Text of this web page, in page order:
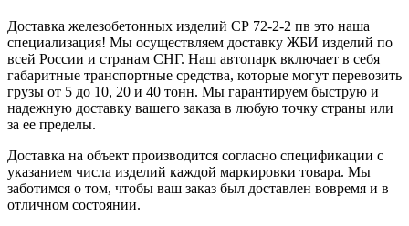
Доставка железобетонных изделий СР 72-2-2 пв это наша
специализация! Мы осуществляем доставку ЖБИ изделий по
всей России и странам СНГ. Наш автопарк включает в себя
габаритные транспортные средства, которые могут перевозить
грузы от 5 до 10, 20 и 40 тонн. Мы гарантируем быструю и
надежную доставку вашего заказа в любую точку страны или
за ее пределы.
Доставка на объект производится согласно спецификации с
указанием числа изделий каждой маркировки товара. Мы
заботимся о том, чтобы ваш заказ был доставлен вовремя и в
отличном состоянии.